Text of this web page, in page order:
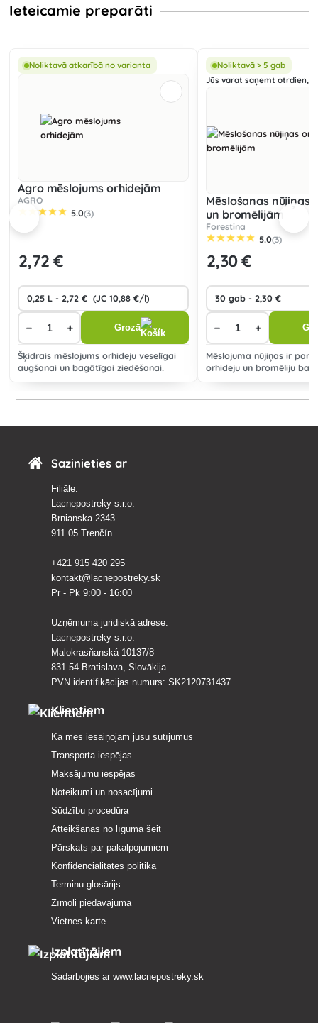
Ieteicamie preparāti
Noliktavā atkarībā no varianta
Agro mēslojums orhidejām
AGRO
5.0(3)
2,72 €
− + Grozā
Šķidrais mēslojums orhideju veselīgai
augšanai un bagātīgai ziedēšanai.
Noliktavā > 5 gab
Jūs varat saņemt otrdien,
Mēslošanas nūjiņas
un bromēlijām
Forestina
5.0(3)
2,30 €
− +
Mēslojuma nūjiņas ir
orhideju un bromēliju
Sazinieties ar
Filiāle:
Lacnepostreky s.r.o.
Brnianska 2343
911 05 Trenčín
+421 915 420 295
kontakt@lacnepostreky.sk
Pr - Pk 9:00 - 16:00
Uzņēmuma juridiskā adrese:
Lacnepostreky s.r.o.
Malokrasňanská 10137/8
831 54 Bratislava, Slovākija
PVN identifikācijas numurs: SK2120731437
Klientiem
Kā mēs iesaiņojam jūsu sūtījumus
Transporta iespējas
Maksājumu iespējas
Noteikumi un nosacījumi
Sūdzību procedūra
Atteikšanās no līguma šeit
Pārskats par pakalpojumiem
Konfidencialitātes politika
Terminu glosārijs
Zīmoli piedāvājumā
Vietnes karte
Izplatītājiem
Sadarbojies ar www.lacnepostreky.sk